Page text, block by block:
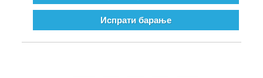
Испрати барање